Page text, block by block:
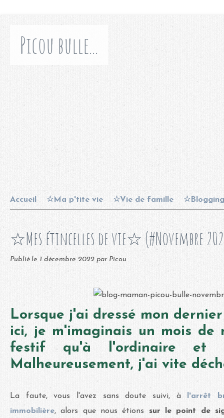
Picou bulle...
Accueil ☆Ma p'tite vie ☆Vie de famille ☆Blogging
☆Mes étincelles de vie☆ (#Novembre
Publié le 1 décembre 2022 par Picou
Lorsque j'ai dressé mon
ici, je m'imaginais un mois de
festif qu'à l'ordinaire et
Malheureusement, j'ai vite
La faute, vous l'avez sans doute suivi, à
l'arrêt
immobilière, alors que nous étions sur le point de